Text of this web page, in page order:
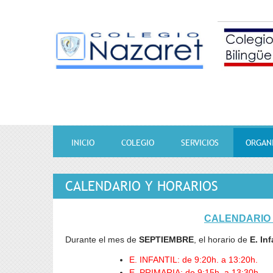
INICIO COLEGIO
Quiénes somos
Proyecto Educativo
Educación en Valores
Vídeos
SERVICIOS
Comunicación Escuela-
Familias
Comedor
Actividades
Madrugadores
Becas y
Libros de
CALENDARIO Y HORARIOS
CALENDARIO
Durante el mes de SEPTIEMBRE , el horario de E.
E. INFANTIL: de 9:20h. a 13:20h.